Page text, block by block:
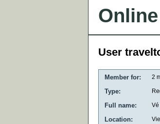
User
Member for: 2
Type:
Full name:
Location: